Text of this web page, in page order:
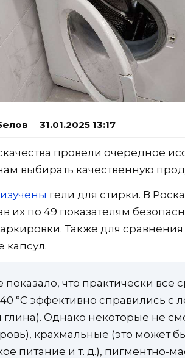
31.01.2025 13:17
провели очередное
выбирать качественную
изучены гели для стирки. В
их по 49 показателям
Также для
капсул.
показало, что практически все
°C эффективно справились с
Однако некоторые не
крахмальные (это может
питание и т. д.), пигментно-